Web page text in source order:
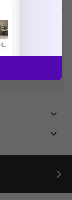
할 수 있으니, 정확
마다 금액이 다르게